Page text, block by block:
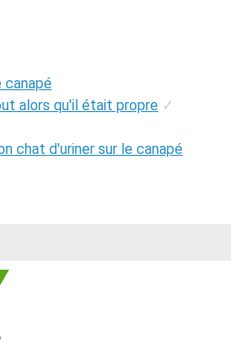
canapé
alors qu'il était propre ✓
chat d'uriner sur le canapé